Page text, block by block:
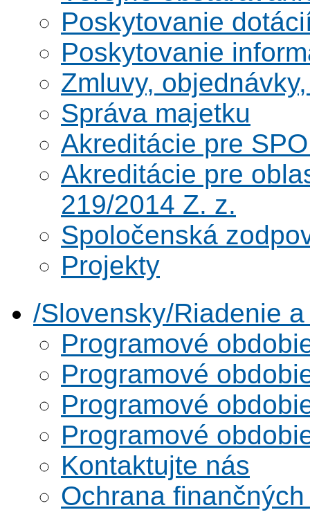
Poskytovanie
Poskytovanie
Zmluvy,
Správa majetku
Akreditácie pre
Akreditácie pre
219/2014 Z. z.
Spoločenská
Projekty
/Slovensky/Riadenie
Programové
Programové
Programové
Programové
Kontaktujte nás
Ochrana